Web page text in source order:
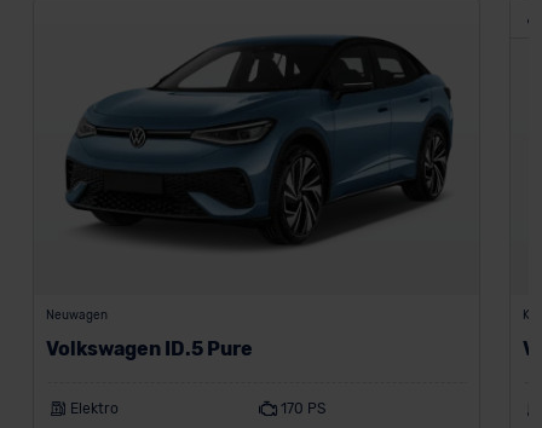
Neuwagen
Volkswagen ID.5 Pure
Elektro
170 PS